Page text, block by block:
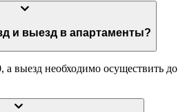
В какое время заезд и выезд в апартаменты?
а выезд необходимо осуществить до